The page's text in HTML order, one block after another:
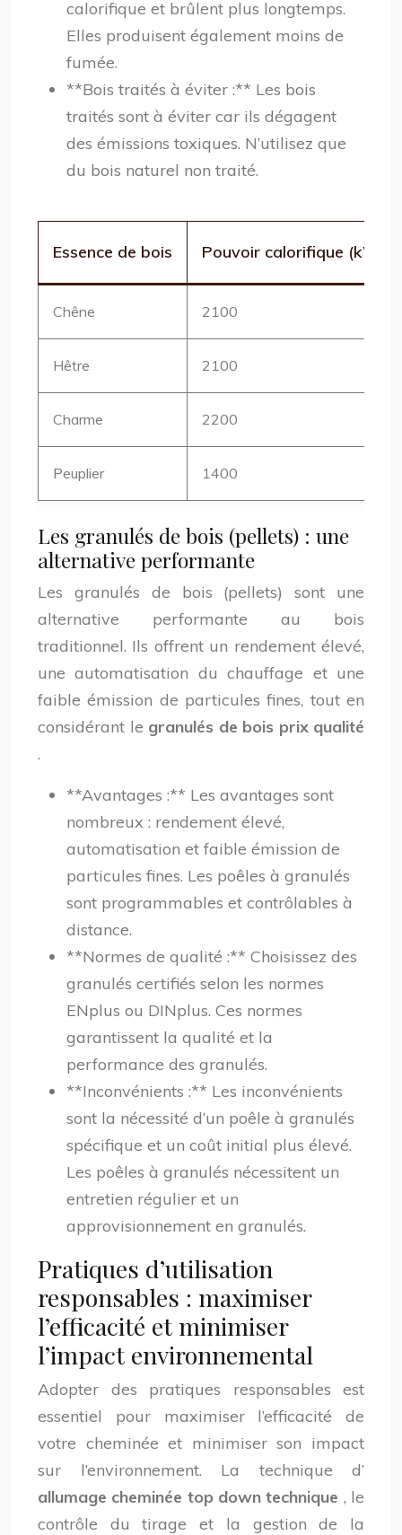
calorifique et brûlent plus longtemps.
Elles produisent également moins de
fumée.
**Bois traités à éviter :** Les bois
traités sont à éviter car ils dégagent
des émissions toxiques. N’utilisez que
du bois naturel non traité.
Essence de bois Pouvoir calorifique (kWh/
Chêne 2100
Hêtre 2100
Charme 2200
Peuplier 1400
Les granulés de bois (pellets) : une
alternative performante
Les granulés de bois (pellets) sont une
alternative performante au bois
traditionnel. Ils offrent un rendement élevé,
une automatisation du chauffage et une
faible émission de particules fines, tout en
considérant le granulés de bois prix qualité
.
**Avantages :** Les avantages sont
nombreux : rendement élevé,
automatisation et faible émission de
particules fines. Les poêles à granulés
sont programmables et contrôlables à
distance.
**Normes de qualité :** Choisissez des
granulés certifiés selon les normes
ENplus ou DINplus. Ces normes
garantissent la qualité et la
performance des granulés.
**Inconvénients :** Les inconvénients
sont la nécessité d’un poêle à granulés
spécifique et un coût initial plus élevé.
Les poêles à granulés nécessitent un
entretien régulier et un
approvisionnement en granulés.
Pratiques d’utilisation
responsables : maximiser
l’efficacité et minimiser
l’impact environnemental
Adopter des pratiques responsables est
essentiel pour maximiser l’efficacité de
votre cheminée et minimiser son impact
sur l’environnement. La technique d’
allumage cheminée top down technique , le
contrôle du tirage et la gestion de la